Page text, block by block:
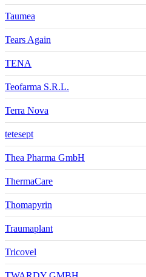
Taumea
Tears Again
TENA
Teofarma S.R.L.
Terra Nova
tetesept
Thea Pharma GmbH
ThermaCare
Thomapyrin
Traumaplant
Tricovel